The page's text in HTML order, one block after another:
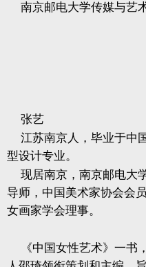
南京邮电大学传媒与艺
张艺
江苏南京人，毕业于中
型设计专业。
现居南京，南京邮电大
导师，中国美术家协会会
女画家学会理事。
《中国女性艺术》一书